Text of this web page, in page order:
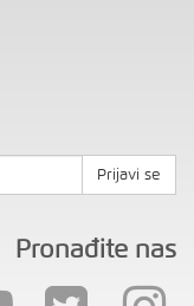
Prijavi se
Pronađite nas